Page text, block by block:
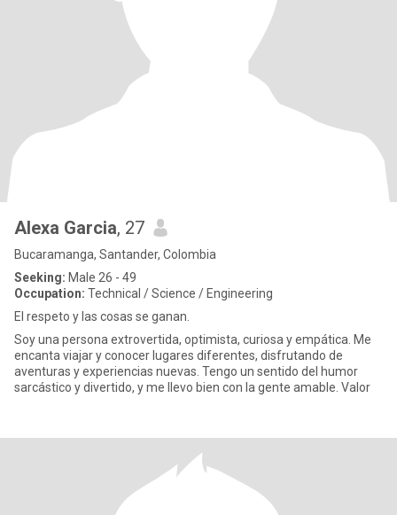
Alexa Garcia, 27
Bucaramanga, Santander, Colombia
Seeking: Male 26 - 49
Occupation: Technical / Science / Engineering
El respeto y las cosas se ganan.
Soy una persona extrovertida, optimista, curiosa y empática. Me
encanta viajar y conocer lugares diferentes, disfrutando de
aventuras y experiencias nuevas. Tengo un sentido del humor
sarcástico y divertido, y me llevo bien con la gente amable. Valor